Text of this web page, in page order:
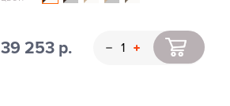
39 253 р.